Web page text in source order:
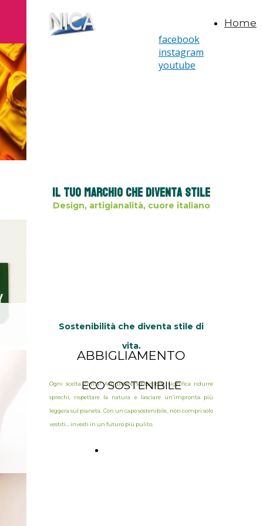
facebook
instagram
youtube
Home
Il tuo marchio che diventa stile
Design, artigianalità, cuore italiano
Sostenibilità che diventa stile di
vita.
ABBIGLIAMENTO
ECO SOSTENIBILE
Ogni scelta conta! Acquistare sostenibile significa ridurre
sprechi, rispettare la natura e lasciare un’impronta più
leggera sul pianeta. Con un capo sostenibile, non compri solo
vestiti… investi in un futuro più pulito.